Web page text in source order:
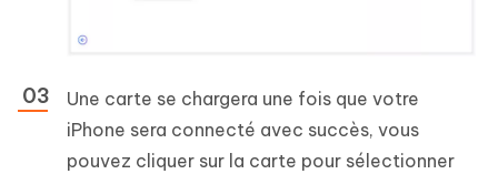
Une carte se chargera une fois que votre
iPhone sera connecté avec succès, vous
pouvez cliquer sur la carte pour sélectionner